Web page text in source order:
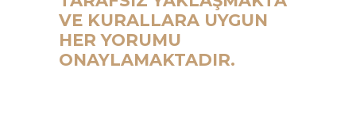
VE KURALLARA UYGUN
HER YORUMU
ONAYLAMAKTADIR.